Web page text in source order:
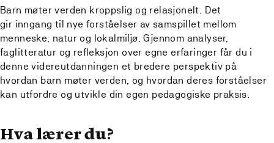
Barn møter verden kroppslig og relasjonelt. Det
gir inngang til nye forståelser av samspillet mellom
menneske, natur og lokalmiljø. Gjennom analyser,
faglitteratur og refleksjon over egne erfaringer får du i
denne videreutdanningen et bredere perspektiv på
hvordan barn møter verden, og hvordan deres forståelser
kan utfordre og utvikle din egen pedagogiske praksis.
Hva lærer du?